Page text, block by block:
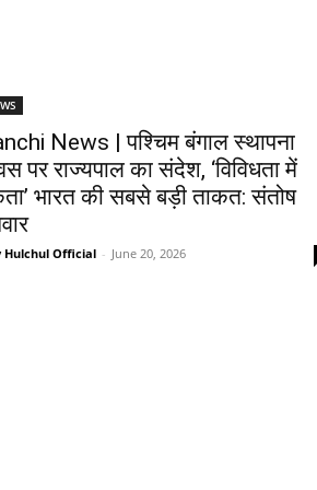
News | पश्चिम बंगाल स्थापना
पर राज्यपाल का संदेश, ‘विविधता में
भारत की सबसे बड़ी ताकत: संतोष
Hulchul Official - June 20, 2026